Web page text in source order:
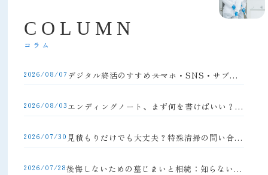
C O L U M N
コラム
2026/08/07 デジタル終活のすすめ――スマホ・SNS・サブスクの整理方法
2026/08/03 エンディングノート、まず何を書けばいい？初心者向け完全ガイド
2026/07/30 見積もりだけでも大丈夫？特殊清掃の問い合わせの流れと注意点
2026/07/28 後悔しないための墓じまいと相続：知らないと損する手続きの落とし穴